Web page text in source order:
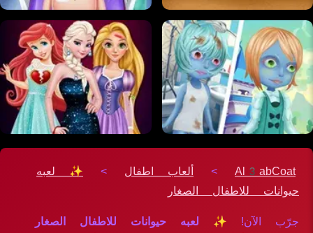
Al3abCoat
> ألعاب اطفال >
✨ لعبه
حيوانات للاطفال الصغار
جرّب الآن! ✨ لعبه حيوانات للاطفال الصغار